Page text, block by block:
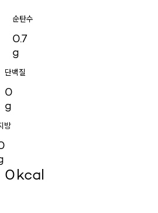
순탄수
0.7
g
단백질
0
g
방
0kcal